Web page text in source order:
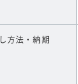
方法・納期